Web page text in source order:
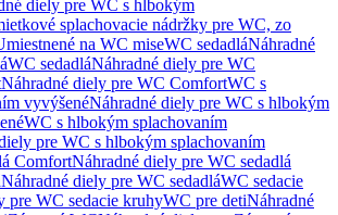
diely pre WC s hlbokým
splachovacie nádržky pre WC, zo
na WC miseWC sedadláNáhradné
WC sedadláNáhradné diely pre WC
Náhradné diely pre WC ComfortWC s
vyvýšenéNáhradné diely pre WC s hlbokým
WC s hlbokým splachovaním
pre WC s hlbokým splachovaním
ComfortNáhradné diely pre WC sedadlá
Náhradné diely pre WC sedadláWC sedacie
pre WC sedacie kruhyWC pre detiNáhradné